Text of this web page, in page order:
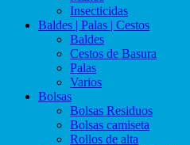
Insecticidas
Baldes | Palas | Cestos
Baldes
Cestos de Basura
Palas
Varios
Bolsas
Bolsas Residuos
Bolsas camiseta
Rollos de alta